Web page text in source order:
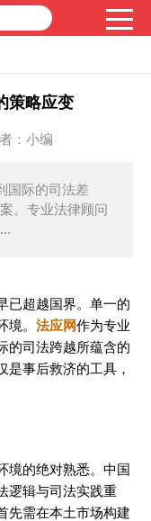
策略应变
： 小编
国际的司法差
。专业法律顾问
已超越国界。单一的
。 法应网作为专业
的司法跨越所蕴含的
是事后救济的工具，
境的绝对熟悉。中国
逻辑与司法实践重
先需在本土市场构建